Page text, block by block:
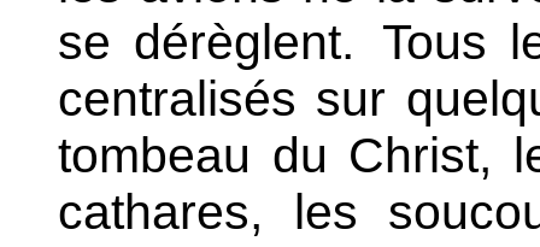
se dérèglent. Tous
centralisés sur
tombeau du Christ,
cathares, les